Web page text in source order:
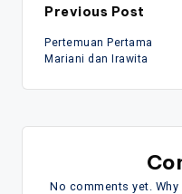
Post
navigation
Previous Post
Pertemuan Pertama
Mariani dan Irawita
No comments yet.